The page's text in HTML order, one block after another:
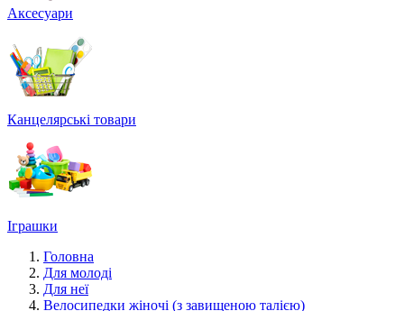
Аксесуари
Канцелярські товари
Іграшки
Головна
Для молоді
Для неї
Велосипедки жіночі (з завищеною талією)